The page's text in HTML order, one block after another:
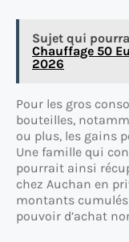
Sujet qui
Chauffage 50
2026
Pour les gros
bouteilles,
ou plus, les gains
Une famille qui
pourrait ainsi
chez Auchan en
montants
pouvoir d’achat